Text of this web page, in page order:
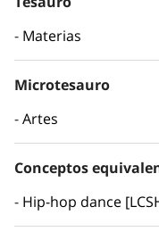
Materias
Microtesauro
Artes
Conceptos
Hip-hop dance